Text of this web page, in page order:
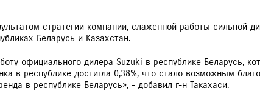
стратегии компании, слаженной работы
Беларусь и Казахстан.
официального дилера Suzuki в республике Беларусь,
в республике достигла 0,38%, что стало возможным
в республике Беларусь», – добавил г-н Такахаси.